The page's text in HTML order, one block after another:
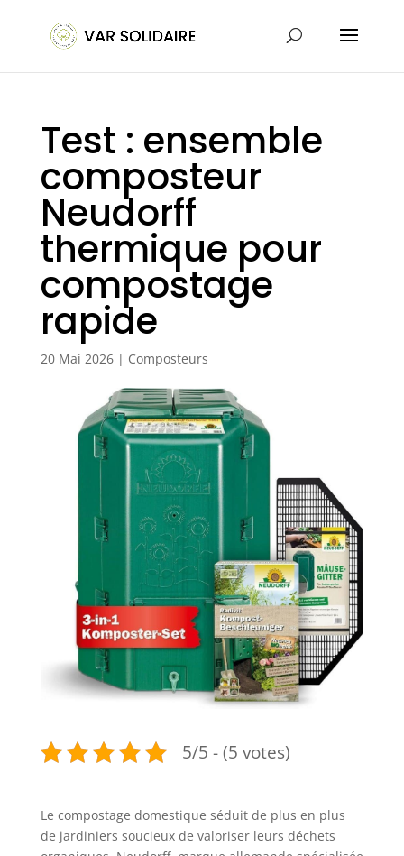
Test : ensemble
composteur
Neudorff
thermique pour
compostage
rapide
20 Mai 2026| Composteurs
5/5 - (5 votes)
Le compostage domestique séduit de plus en plus
de jardiniers soucieux de valoriser leurs déchets